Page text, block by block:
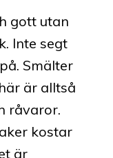
gott utan
Inte segt
Smälter
är alltså
råvaror.
kostar
är